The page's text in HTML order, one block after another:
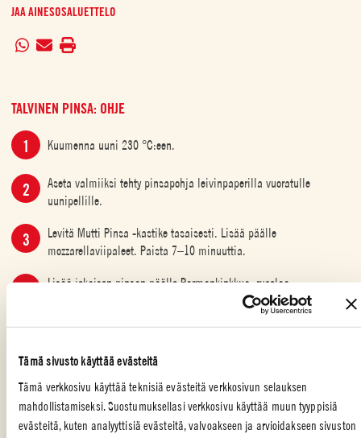
Tämä sivusto käyttää evästeitä
Tämä verkkosivu käyttää teknisiä evästeitä verkkosivun selauksen
mahdollistamiseksi. Suostumuksellasi verkkosivu käyttää muun tyyppisiä
evästeitä, kuten analyyttisiä evästeitä, valvoakseen ja arvioidakseen sivuston
JAA AINESOSALUETTELO
TALVINEN PINSA: OHJE
Kuumenna uuni 230 °C:een.
Aseta valmiiksi tehty pinsapohja leivinpaperilla vuoratulle
uunipellille.
Levitä Mutti Pinsa -kastike tasaisesti. Lisää päälle
mozzarellaviipaleet. Paista 7–10 minuuttia.
Lisää jokaisen pinsan päälle Parmankinkkua, rucolaa,
granaattiomenansiemeniä ja silputtuja saksanpähkinöitä.
JOULU,SPESIAALI TILAISUUS,PÄÄRUOKA, KAVEREIDEN KANSSA
PERHE,ITALIALAINEN,PIZZA